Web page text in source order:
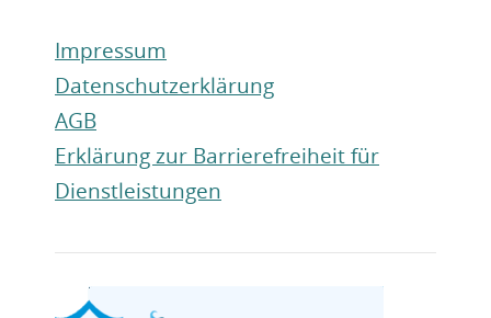
Impressum
Datenschutzerklärung
AGB
Erklärung zur Barrierefreiheit für
Dienstleistungen